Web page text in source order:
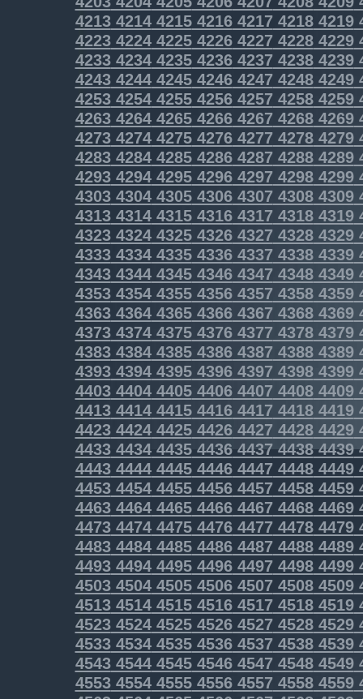
4213421442154216421742184219
4223422442254226422742284229
4233423442354236423742384239
4243424442454246424742484249
4253425442554256425742584259
4263426442654266426742684269
4273427442754276427742784279
4283428442854286428742884289
4293429442954296429742984299
4303430443054306430743084309
43134314431543164317 43184319
43234324432543264327 43284329
43334334433543364337 43384339
4343434443454346434743484349
4353435443554356435743584359
43634364436543664367 43684369
43734374437543764377 43784379
43834384438543864387 43884389
43934394439543964397 43984399
44034404440544064407 44084409
44134414441544164417 44184419
44234424442544264427 44284429
4433443444354436443744384439
4443444444454446444744484449
4453445444554456445744584459
4463446444654466446744684469
4473447444754476447744784479
4483448444854486448744884489
4493449444954496449744984499
4503450445054506450745084509
4513451445154516451745184519
4523452445254526452745284529
4533453445354536453745384539
4543454445454546454745484549
4553455445554556455745584559